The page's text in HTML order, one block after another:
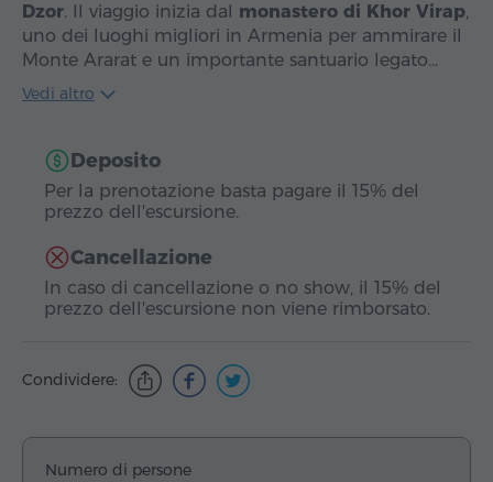
Dzor. Il viaggio inizia dal monastero di Khor Virap,
uno dei luoghi migliori in Armenia per ammirare il
Monte Ararat e un importante santuario legato…
Vedi altro
Deposito
Per la prenotazione basta pagare il 15% del
prezzo dell'escursione.
Cancellazione
In caso di cancellazione o no show, il 15% del
prezzo dell'escursione non viene rimborsato.
Condividere:
Numero di persone